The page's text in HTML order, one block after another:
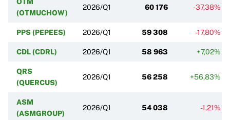
(OTMUCHOW)
2026/Q1 60 176 -37,38%
PPS (PEPEES) 2026/Q1 59 308 -17,80%
CDL (CDRL) 2026/Q1 58 963 +7,02%
QRS
(QUERCUS)
2026/Q1 56 258 +56,83%
ASM
(ASMGROUP)
2026/Q1 54 038 -1,21%